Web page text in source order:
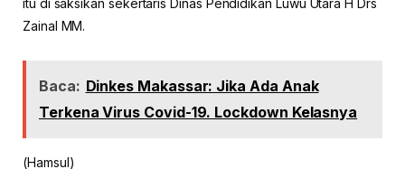
Zainal MM.
Baca: Dinkes Makassar: Jika Ada Anak
Terkena Virus Covid-19. Lockdown Kelasnya
(Hamsul)